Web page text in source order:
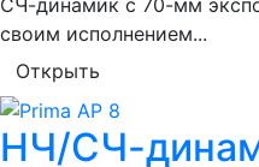
СЧ-динамик с 70-мм
своим исполнением...
Открыть
НЧ/СЧ-